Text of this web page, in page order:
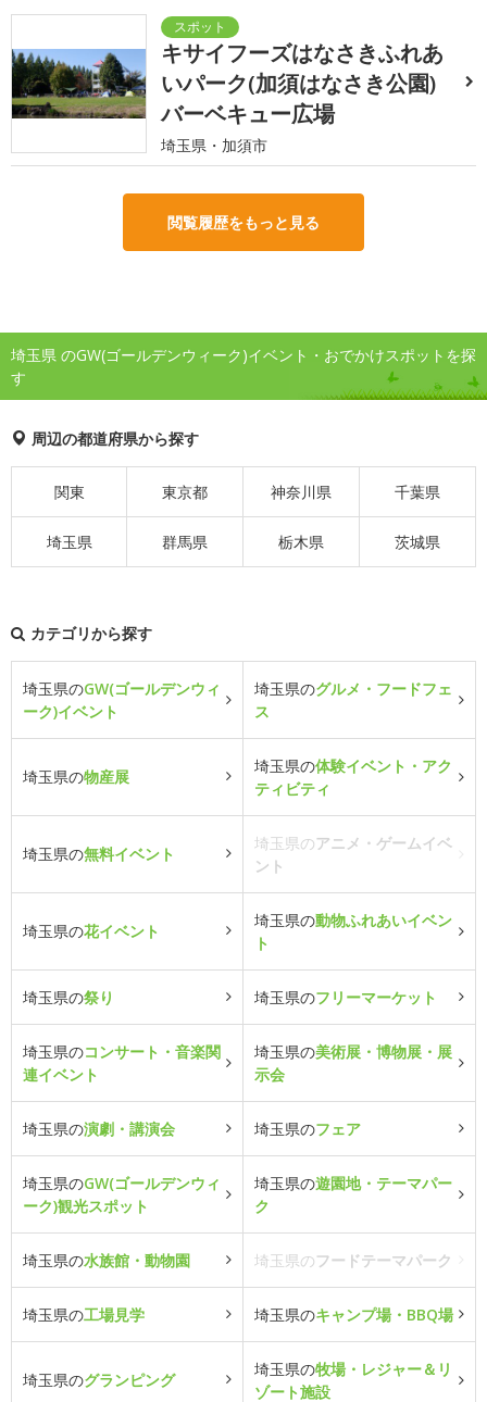
キサイフーズはなさきふれあ
いパーク(加須はなさき公園)
バーベキュー広場
埼玉県・加須市
閲覧履歴をもっと見る
埼玉県 のGW(ゴールデンウィーク)イベント・おでかけスポットを探
す
周辺の都道府県から探す
関東 東京都 神奈川県 千葉県
埼玉県 群馬県 栃木県 茨城県
カテゴリから探す
埼玉県のGW(ゴールデンウィ
ーク)イベント
埼玉県のグルメ・フードフェ
ス
埼玉県の物産展
埼玉県の体験イベント・アク
ティビティ
埼玉県の無料イベント
埼玉県のアニメ・ゲームイベ
ント
埼玉県の花イベント
埼玉県の動物ふれあいイベン
ト
埼玉県の祭り 埼玉県のフリーマーケット
埼玉県のコンサート・音楽関
連イベント
埼玉県の美術展・博物展・展
示会
埼玉県の演劇・講演会 埼玉県のフェア
埼玉県のGW(ゴールデンウィ
ーク)観光スポット
埼玉県の遊園地・テーマパー
ク
埼玉県の水族館・動物園 埼玉県のフードテーマパーク
埼玉県の工場見学 埼玉県のキャンプ場・BBQ場
埼玉県のグランピング
埼玉県の牧場・レジャー＆リ
ゾート施設